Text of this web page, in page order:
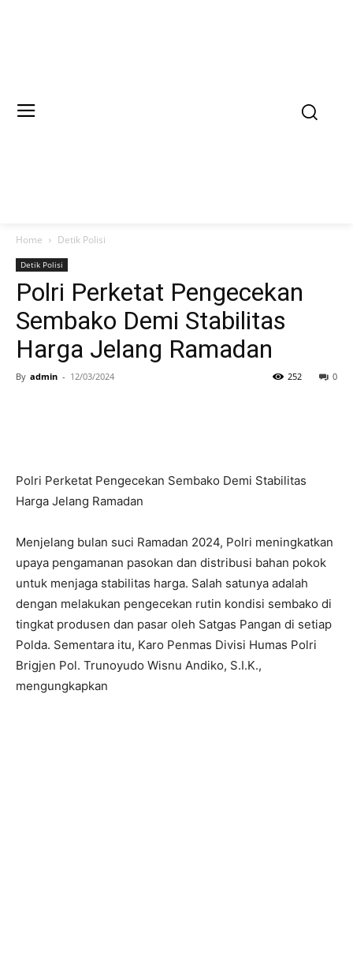
Home Detik Polisi
Detik Polisi
Polri Perketat Pengecekan
Sembako Demi Stabilitas
Harga Jelang Ramadan
By admin - 12/03/2024 0
252
Polri Perketat Pengecekan Sembako Demi Stabilitas
Harga Jelang Ramadan
Menjelang bulan suci Ramadan 2024, Polri meningkatkan
upaya pengamanan pasokan dan distribusi bahan pokok
untuk menjaga stabilitas harga. Salah satunya adalah
dengan melakukan pengecekan rutin kondisi sembako di
tingkat produsen dan pasar oleh Satgas Pangan di setiap
Polda. Sementara itu, Karo Penmas Divisi Humas Polri
Brigjen Pol. Trunoyudo Wisnu Andiko, S.I.K.,
mengungkapkan